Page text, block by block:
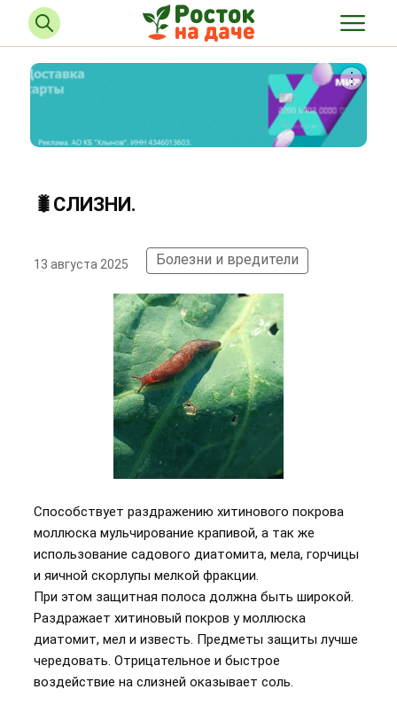
🐛СЛИЗНИ.
13 августа 2025 Болезни и вредители
Способствует раздражению хитинового покрова
моллюска мульчирование крапивой, а так же
использование садового диатомита, мела, горчицы
и яичной скорлупы мелкой фракции.
При этом защитная полоса должна быть широкой.
Раздражает хитиновый покров у моллюска
диатомит, мел и известь. Предметы защиты лучше
чередовать. Отрицательное и быстрое
воздействие на слизней оказывает соль.